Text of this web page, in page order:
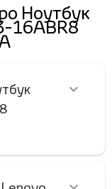
Ноутбук
16ABR8